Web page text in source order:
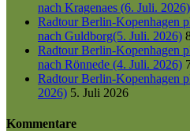
nach Kragenaes (6. Juli. 2026)
Radtour Berlin-Kopenhagen
nach Guldborg(5. Juli. 2026)
Radtour Berlin-Kopenhagen
nach Rönnede (4. Juli. 2026)
Radtour Berlin-Kopenhagen
2026) 5. Juli 2026
Kommentare